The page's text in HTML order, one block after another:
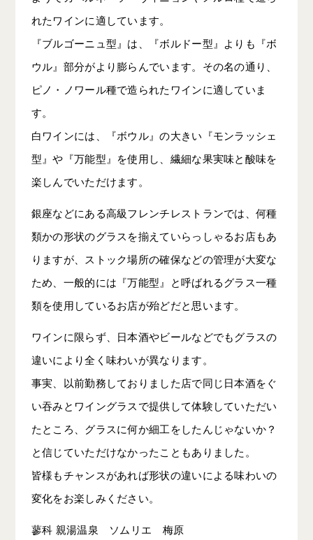
れたワインに適しています。
『ブルゴーニュ型』は、『ボルドー型』よりも『ボ
ウル』部分がより膨らんでいます。その名の通り、
ピノ・ノワール種で造られたワインに適していま
す。
白ワインには、『ボウル』の大きい『モンラッシェ
型』や『万能型』を使用し、繊細な果実味と酸味を
楽しんでいただけます。
銀座などにある高級フレンチレストランでは、何種
類かの形状のグラスを揃えていらっしゃるお店もあ
りますが、ストック場所の確保などの管理が大変な
ため、一般的には『万能型』と呼ばれるグラス一種
類を使用しているお店が殆どだと思います。
ワインに限らず、日本酒やビールなどでもグラスの
違いにより全く味わいが異なります。
事実、以前勤務しておりました店で同じ日本酒をぐ
い吞みとワイングラスで提供して体験していただい
たところ、グラスに何か細工をしたんじゃないか？
と信じていただけなかったこともありました。
皆様もチャンスがあれば形状の違いによる味わいの
変化をお楽しみください。
蓼科 親湯温泉 ソムリエ 梅原